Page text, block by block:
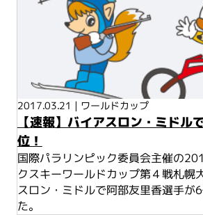
2017.03.21 | ワールドカップ
【速報】バイアスロン・ミドル
位！
国際パラリンピック委員会主催の
クスキーワールドカップ第４戦札幌
スロン・ミドルで阿部友里香選手が
た。